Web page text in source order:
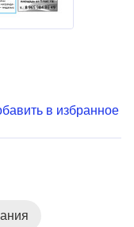
в избранное